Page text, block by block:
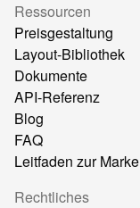
Ressourcen
Preisgestaltung
Layout-Bibliothek
Dokumente
API-Referenz
Blog
FAQ
Leitfaden zur Marke
Rechtliches